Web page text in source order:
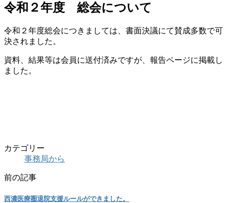
令和２年度 総会について
令和２年度総会につきましては、書面決議にて賛成多数で可
決されました。
資料、結果等は会員に送付済みですが、報告ページに掲載し
ました。
カテゴリー
事務局から
前の記事
西濃医療圏退院支援ルールができました。